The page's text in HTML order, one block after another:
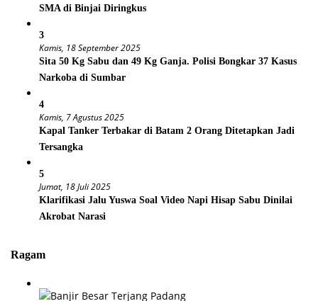
SMA di Binjai Diringkus
3
Kamis, 18 September 2025
Sita 50 Kg Sabu dan 49 Kg Ganja. Polisi Bongkar 37 Kasus
Narkoba di Sumbar
4
Kamis, 7 Agustus 2025
Kapal Tanker Terbakar di Batam 2 Orang Ditetapkan Jadi
Tersangka
5
Jumat, 18 Juli 2025
Klarifikasi Jalu Yuswa Soal Video Napi Hisap Sabu Dinilai
Akrobat Narasi
Ragam